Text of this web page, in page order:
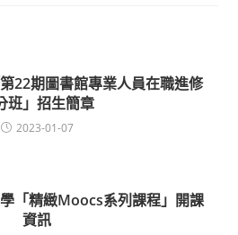
22期圖書館專業人員在職進修
班」招生簡章
2023-01-07
「精緻Moocs系列課程」開課
資訊